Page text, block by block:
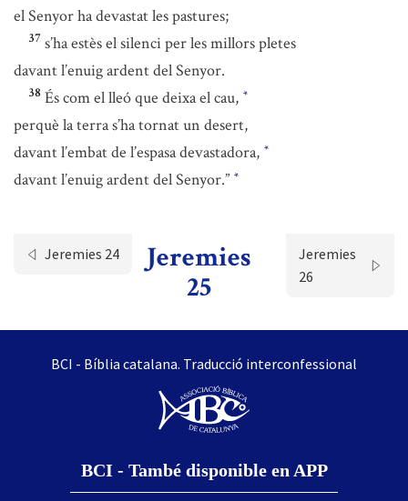
el Senyor ha devastat les pastures;
37 s’ha estès el silenci per les millors pletes
davant l’enuig ardent del Senyor.
38 És com el lleó que deixa el cau, *
perquè la terra s’ha tornat un desert,
davant l’embat de l’espasa devastadora, *
davant l’enuig ardent del Senyor.” *
Jeremies 24
Jeremies
25
Jeremies
26
BCI - Bíblia catalana. Traducció interconfessional
BCI - També disponible en APP